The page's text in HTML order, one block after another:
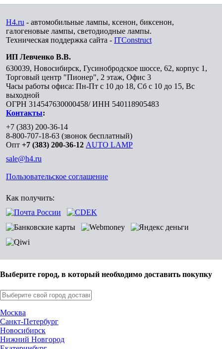
H4.ru - автомобильные лампы, ксенон, биксенон,
галогеновые лампы, светодиодные лампы.
Техническая поддержка сайта - ITConstruct
ИП Левченко В.В.
630039, Новосибирск, Гусинобродское шоссе, 62, корпус 1,
Торговый центр "Пионер", 2 этаж, Офис 3
Часы работы офиса: Пн-Пт с 10 до 18, Сб с 10 до 15, Вс
выходной
ОГРН 314547630000458/ ИНН 540118905483
Контакты:
+7 (383) 200-36-14
8-800-707-18-63 (звонок бесплатный)
Опт +7 (383) 200-36-12 AUTO LAMP
sale@h4.ru
Пользовательское соглашение
Как получить:
Выберите город, в который необходимо доставить покупку
Москва
Санкт-Петербург
Новосибирск
Нижний Новгород